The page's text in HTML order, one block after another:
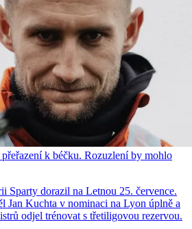
k béčku. Rozuzlení by mohlo
Sparty dorazil na Letnou 25. července.
Jan Kuchta v nominaci na Lyon úplně a
odjel trénovat s třetiligovou rezervou.